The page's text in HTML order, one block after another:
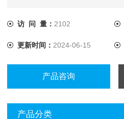
访 问 量： 2102
更新时间： 2024-06-15
产品咨询
产品分类